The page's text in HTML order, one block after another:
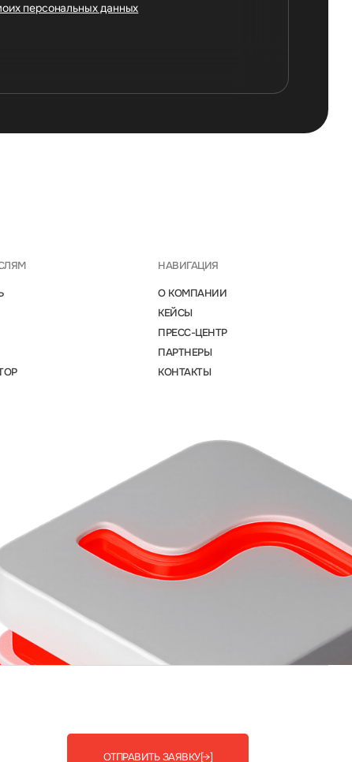
персональных данных
НАВИГАЦИЯ
О КОМПАНИИ
КЕЙСЫ
ПРЕСС-ЦЕНТР
ПАРТНЕРЫ
КОНТАКТЫ
ОТПРАВИТЬ ЗАЯВКУ[→]